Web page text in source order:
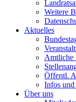
Weitere
Aktuelles
Amtliche
Öffentl.
Infos und
Über uns